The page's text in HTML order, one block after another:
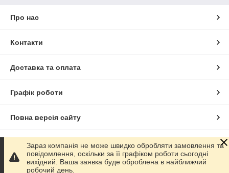
Про нас
Контакти
Доставка та оплата
Графік роботи
Повна версія сайту
Сайт створено на маркетплейсі Prom.ua
Політика конфіденційності
Зараз компанія не може швидко обробляти замовлення та
повідомлення, оскільки за її графіком роботи сьогодні
вихідний. Ваша заявка буде оброблена в найближчий
робочий день.